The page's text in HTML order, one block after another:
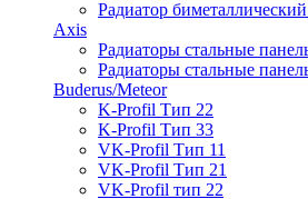
Радиатор
Axis
Радиаторы стальные
Радиаторы стальные
Buderus/Meteor
K-Profil Тип 22
K-Profil Тип 33
VK-Profil Тип 11
VK-Profil Тип 21
VK-Profil тип 22